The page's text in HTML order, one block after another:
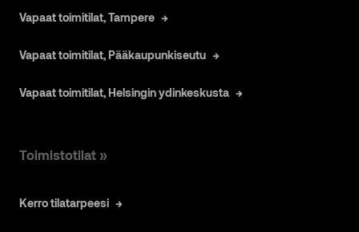
Vapaat toimitilat, Tampere
Vapaat toimitilat, Pääkaupunkiseutu
Vapaat toimitilat, Helsingin ydinkeskusta
Toimistotilat »
Kerro tilatarpeesi